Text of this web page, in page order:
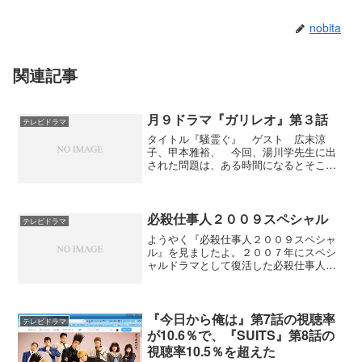
nobita
関連記事
テレビドラマ 月９ドラマ『ガリレオ』第３話
タイトル『騒霊ぐ』 ゲスト 広末涼
子、甲本雅裕、 今回、湯川学先生に出
された問題は、ある時間になるとそこの
広末涼子が柴咲コウ演じる内...
テレビドラマ 必殺仕事人２００９スペシャル
ようやく『必殺仕事人２００９スペシャ
ル』を見ましたよ。２００７年にスペシ
ャルドラマとして復活した必殺仕事人は
じで昼はていたらくで夜は...
テレビドラマ
『今日から俺は』第7話の視聴率
が10.6％で、『SUITS』第8話の
視聴率10.5％を超えた